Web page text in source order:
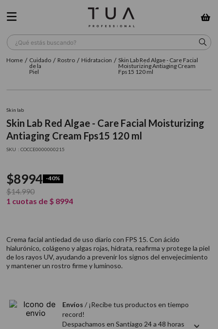
¿Qué estás buscando?
Cuidado
de la
Piel
Rostro Hidratacion
Skin Lab Red Algae - Care Facial
Moisturizing Antiaging Cream
Fps15 120 ml
Skin lab
Skin Lab Red Algae - Care Facial Moisturizing
Antiaging Cream Fps15 120 ml
: COCCE0000000215
$8994 -40%
$14.990
1 cuotas de $ 8994
Crema facial antiedad de uso diario con FPS 15. Con ácido
hialurónico, colágeno y algas rojas, hidrata, reafirma y protege la piel
de los rayos UV, ayudando a prevenir los signos del envejecimiento
y mantener un rostro firme y luminoso.
Envíos / ¡Recibe tus productos en tiempo
record!
Despachamos en Santiago 24 a 48 horas
TÉRMINOS MÁS BUSCADOS
3 . farmavita
4. shampoo
7.
8. loreal
10. protector térmico